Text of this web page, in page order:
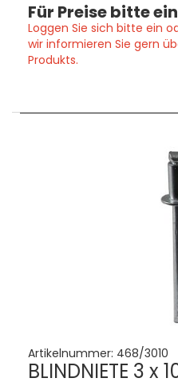
Für Preise bitte
Loggen Sie sich bitte ein
wir informieren Sie gern
Produkts.
Artikelnummer: 468/3010
BLINDNIETE 3 x